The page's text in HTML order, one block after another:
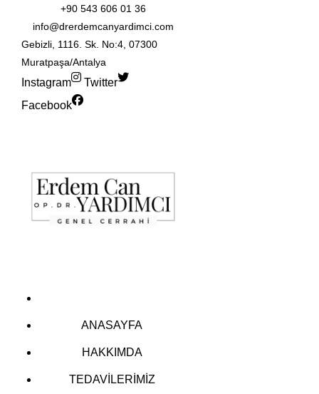
+90 543 606 01 36
info@drerdemcanyardimci.com
Gebizli, 1116. Sk. No:4, 07300
Muratpaşa/Antalya
Instagram
Twitter
Facebook
ANASAYFA
HAKKIMDA
TEDAVİLERİMİZ